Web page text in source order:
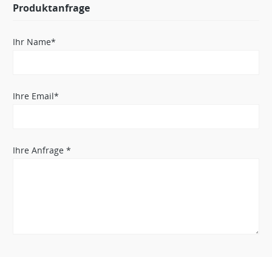
Produktanfrage
Ihr Name*
Ihre Email*
Ihre Anfrage *